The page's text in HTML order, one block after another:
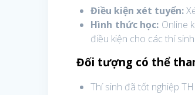
Điều kiện xét tuyển:
Hình thức học: Online
điều kiện cho các thí
Đối tượng có thể
Thí sinh đã tốt nghiệp